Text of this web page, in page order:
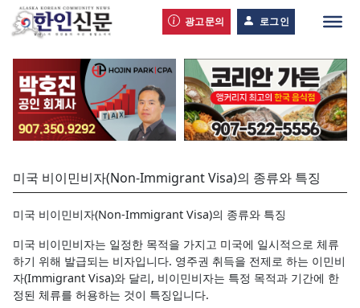
광고문의 로그인
미국 비이민비자(Non-Immigrant Visa)의 종류와 특징
미국 비이민비자(Non-Immigrant Visa)의 종류와 특징
미국 비이민비자는 일정한 목적을 가지고 미국에 일시적으로 체류
하기 위해 발급되는 비자입니다. 영주권 취득을 전제로 하는 이민비
자(Immigrant Visa)와 달리, 비이민비자는 특정 목적과 기간에 한
정된 체류를 허용하는 것이 특징입니다.